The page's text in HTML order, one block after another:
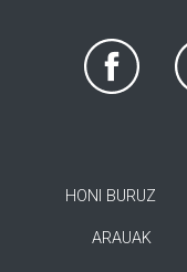
HONI BURUZ
ARAUAK